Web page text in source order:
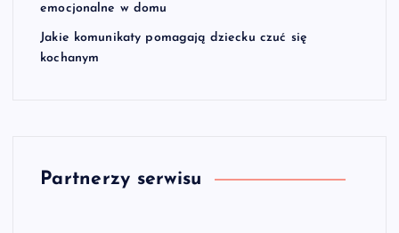
emocjonalne w domu
Jakie komunikaty pomagają dziecku czuć się
kochanym
Partnerzy serwisu